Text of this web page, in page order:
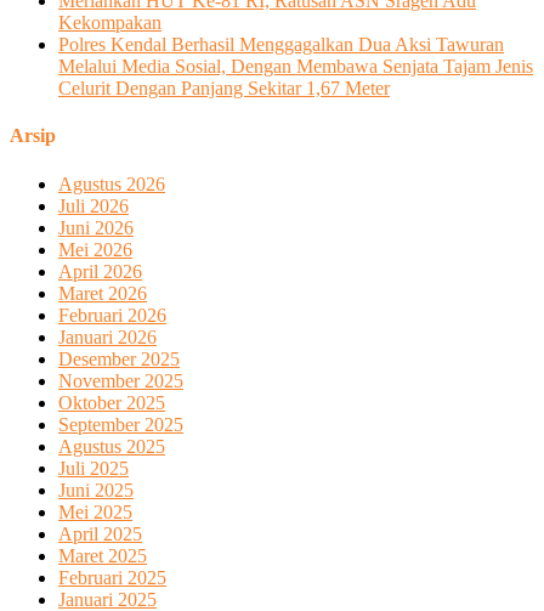
Kekompakan
Polres Kendal Berhasil Menggagalkan Dua Aksi Tawuran
Melalui Media Sosial, Dengan Membawa Senjata Tajam Jenis
Celurit Dengan Panjang Sekitar 1,67 Meter
Arsip
Agustus 2026
Juli 2026
Juni 2026
Mei 2026
April 2026
Maret 2026
Februari 2026
Januari 2026
Desember 2025
November 2025
Oktober 2025
September 2025
Agustus 2025
Juli 2025
Juni 2025
Mei 2025
April 2025
Maret 2025
Februari 2025
Januari 2025